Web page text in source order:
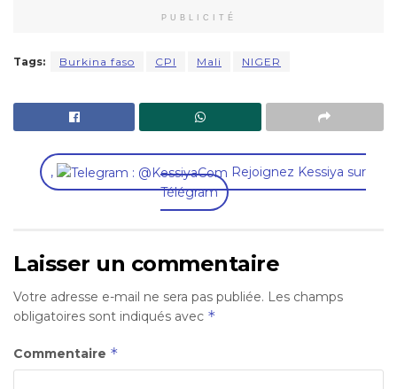
PUBLICITÉ
Tags: Burkina faso CPI Mali NIGER
,
Rejoignez Kessiya sur
Télégram
Laisser un commentaire
Votre adresse e-mail ne sera pas publiée. Les champs
obligatoires sont indiqués avec *
Commentaire *